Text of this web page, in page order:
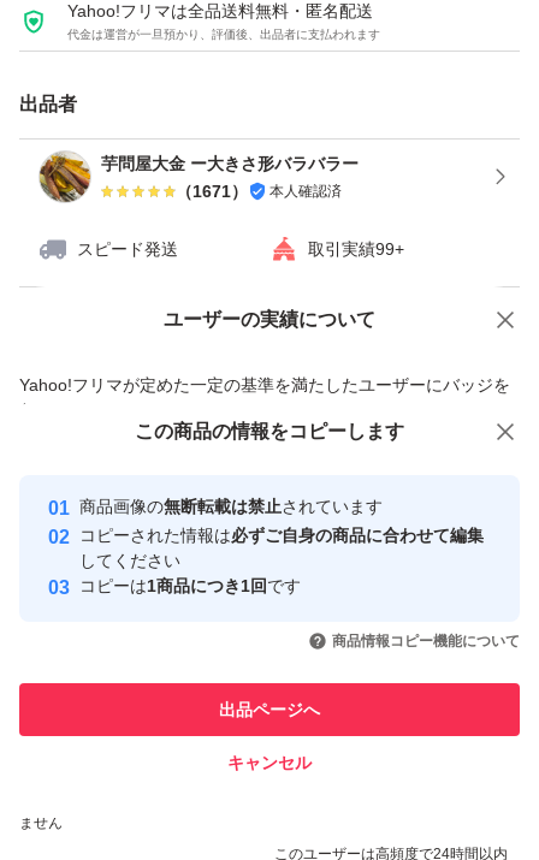
Yahoo!フリマは全品送料無料・匿名配送
代金は運営が一旦預かり、評価後、出品者に支払われます
出品者
芋問屋大金 ー大きさ形バラバラー
（1671） 本人確認済
スピード発送 取引実績99+
ユーザーの実績について
Yahoo!フリマが定めた一定の基準を満たしたユーザーにバッジを
付与しています
安心取引出品者
心・安全なユーザーです
取引実績
引を完了させた実績があります
での取引実績があります
ません
このユーザーは高頻度で24時間以内
価格の相談 商品への質問
この商品の情報をコピーします
商品画像の無断転載は禁止されています
コピーされた情報は必ずご自身の商品に合わせて編集
してください
コピーは1商品につき1回です
商品情報コピー機能について
出品ページへ
キャンセル
この商品をみている人にオススメ